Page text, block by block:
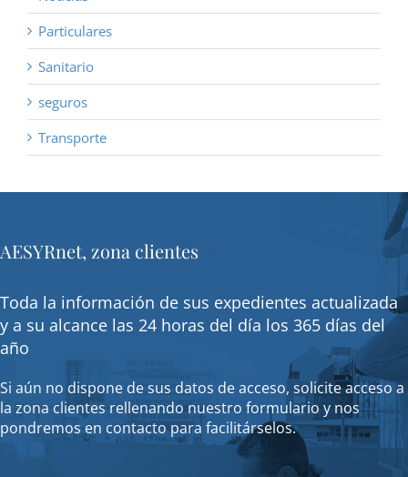
Particulares
Sanitario
seguros
Transporte
AESYRnet, zona clientes
Toda la información de sus expedientes actualizada
y a su alcance las 24 horas del día los 365 días del
año
Si aún no dispone de sus datos de acceso, solicite acceso a
la zona clientes rellenando nuestro formulario y nos
pondremos en contacto para facilitárselos.